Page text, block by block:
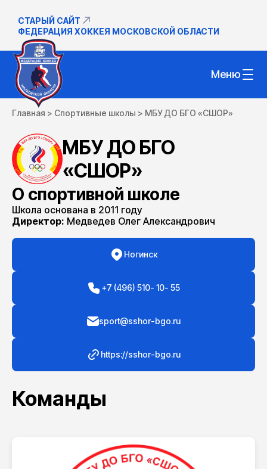
СТАРЫЙ САЙТ
ФЕДЕРАЦИЯ ХОККЕЯ МОСКОВСКОЙ ОБЛАСТИ
Меню
Главная > Спортивные школы > МБУ ДО БГО «СШОР»
МБУ ДО БГО
«СШОР»
О спортивной школе
Школа основана в 2011 году
Директор: Медведев Олег Александрович
Ногинск
+7 (496) 510- 10- 55
sport@sshor-bgo.ru
https://sshor-bgo.ru
Команды